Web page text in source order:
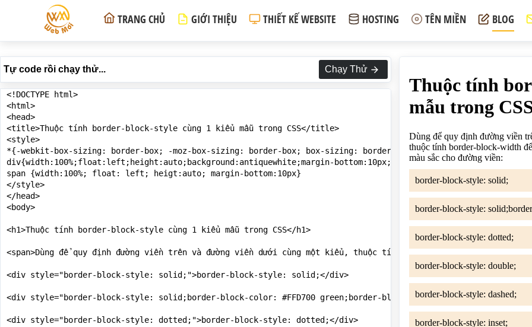
TRANG CHỦ GIỚI THIỆU THIẾT KẾ WEBSITE HOSTING TÊN MIỀN BLOG
Tự code rồi chạy thử... Chạy Thử
<!DOCTYPE html>
<html>
<head>
<title>Thuộc tính border-block-style cùng 1 kiểu mẫu trong CSS</title>
<style>
*{-webkit-box-sizing: border-box; -moz-box-sizing: border-box; box-sizing: border-box;}
div{width:100%;float:left;height:auto;background:antiquewhite;margin-bottom:10px;padding:10px;border-block-
span {width:100%; float: left; heigt:auto; margin-bottom:10px}
</style>
</head>
<body>
<h1>Thuộc tính border-block-style cùng 1 kiểu mẫu trong CSS</h1>
<span>Dùng để quy định đường viền trên và đường viền dưới cùng một kiểu, thuộc tính này kết hợp với thuộc
<div style="border-block-style: solid;">border-block-style: solid;</div>
<div style="border-block-style: solid;border-block-color: #FFD700 green;border-block-width: 5px
<div style="border-block-style: dotted;">border-block-style: dotted;</div>